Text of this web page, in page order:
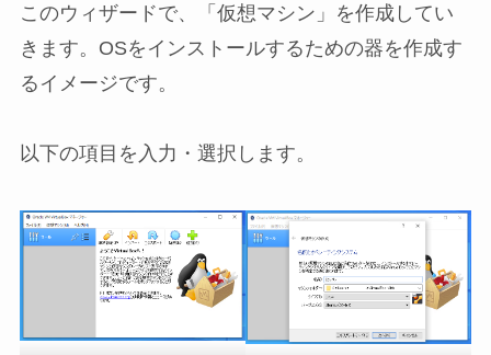
このウィザードで、「仮想マシン」を作成してい
きます。OSをインストールするための器を作成す
るイメージです。
以下の項目を入力・選択します。